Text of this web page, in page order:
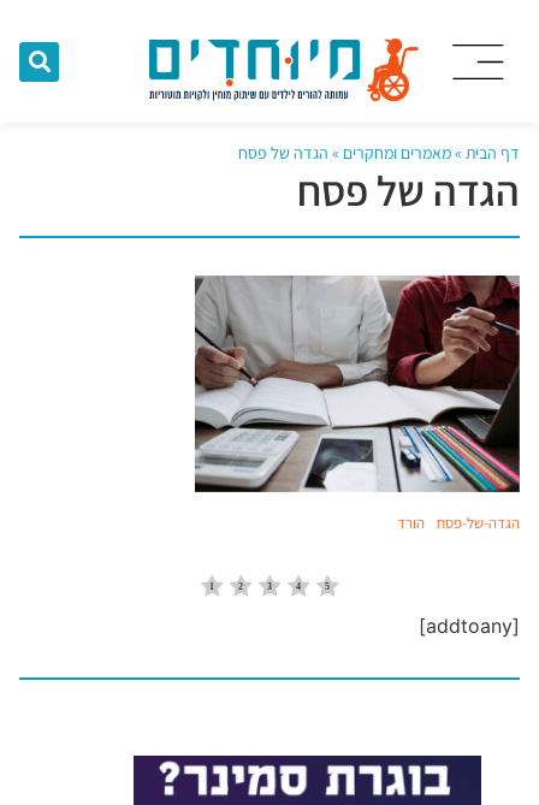
דף הבית »מאמרים ומחקרים » הגדה של פסח
הגדה של פסח
הגדה-של-פסח הורד
[addtoany]